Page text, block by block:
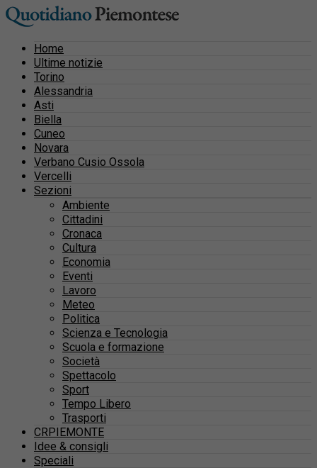
Home
Ultime notizie
Torino
Alessandria
Asti
Biella
Cuneo
Novara
Verbano Cusio Ossola
Vercelli
Sezioni
Ambiente
Cittadini
Cronaca
Cultura
Economia
Eventi
Lavoro
Meteo
Politica
Scienza e Tecnologia
Scuola e formazione
Società
Spettacolo
Sport
Tempo Libero
Trasporti
CRPIEMONTE
Idee & consigli
Speciali